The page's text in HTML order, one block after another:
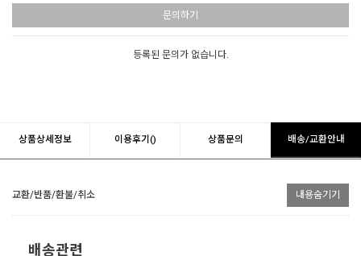
문의하기
등록된 문의가 없습니다.
상품상세정보 이용후기() 상품문의 배송/교환안내
교환/반품/환불/취소 내용숨기기
배송관련